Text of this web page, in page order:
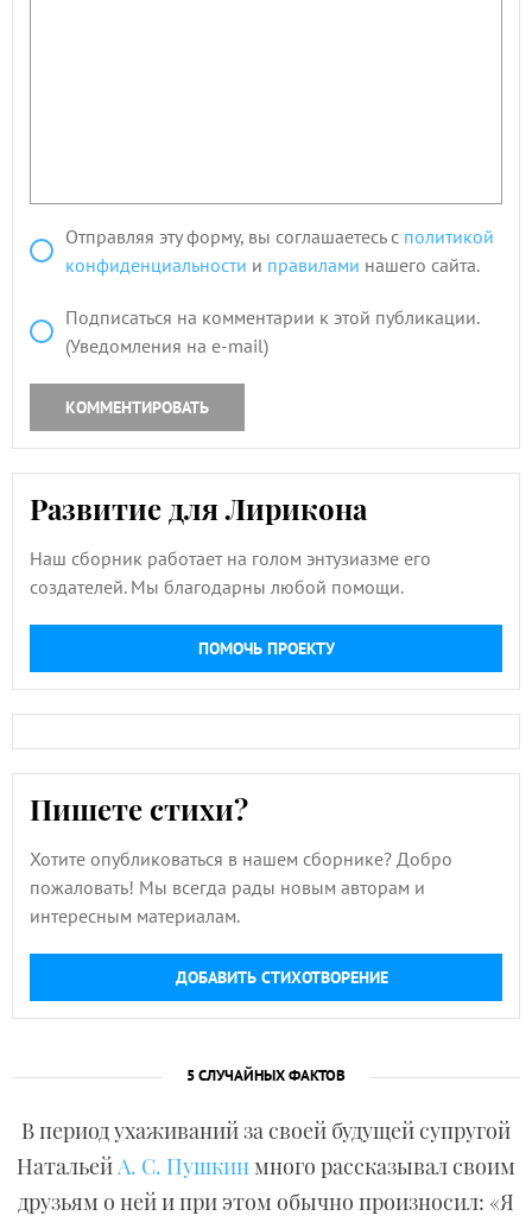
Отправляя эту форму, вы соглашаетесь с политикой
конфиденциальности и правилами нашего сайта.
Подписаться на комментарии к этой публикации.
(Уведомления на e-mail)
КОММЕНТИРОВАТЬ
Развитие для Лирикона
Наш сборник работает на голом энтузиазме его
создателей. Мы благодарны любой помощи.
ПОМОЧЬ ПРОЕКТУ
Пишете стихи?
Хотите опубликоваться в нашем сборнике? Добро
пожаловать! Мы всегда рады новым авторам и
интересным материалам.
ДОБАВИТЬ СТИХОТВОРЕНИЕ
5 СЛУЧАЙНЫХ ФАКТОВ
В период ухаживаний за своей будущей супругой
НатальейА. С. Пушкинмного рассказывал своим
друзьям о ней и при этом обычно произносил: «Я